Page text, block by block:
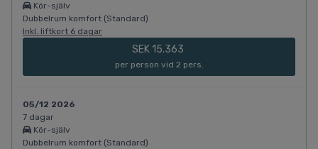
Kör-själv
Dubbelrum komfort (Standard)
Inkl. liftkort 6 dagar
SEK 15.363
per person vid 2 pers.
05/12 2026
7 dagar
Kör-själv
Dubbelrum komfort (Standard)